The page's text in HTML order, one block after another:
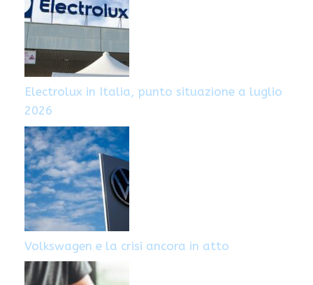
Electrolux in Italia, punto situazione a luglio
2026
Volkswagen e la crisi ancora in atto